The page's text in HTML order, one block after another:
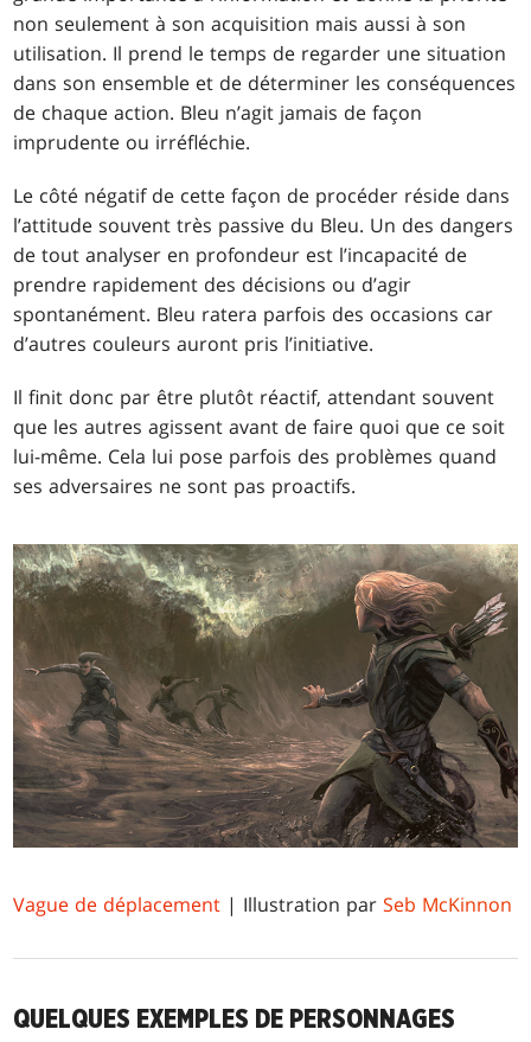
non seulement à son acquisition mais aussi à son
utilisation. Il prend le temps de regarder une situation
dans son ensemble et de déterminer les conséquences
de chaque action. Bleu n’agit jamais de façon
imprudente ou irréfléchie.
Le côté négatif de cette façon de procéder réside dans
l’attitude souvent très passive du Bleu. Un des dangers
de tout analyser en profondeur est l’incapacité de
prendre rapidement des décisions ou d’agir
spontanément. Bleu ratera parfois des occasions car
d’autres couleurs auront pris l’initiative.
Il finit donc par être plutôt réactif, attendant souvent
que les autres agissent avant de faire quoi que ce soit
lui-même. Cela lui pose parfois des problèmes quand
ses adversaires ne sont pas proactifs.
Vague de déplacement | Illustration parSeb McKinnon
QUELQUES EXEMPLES DE PERSONNAGES